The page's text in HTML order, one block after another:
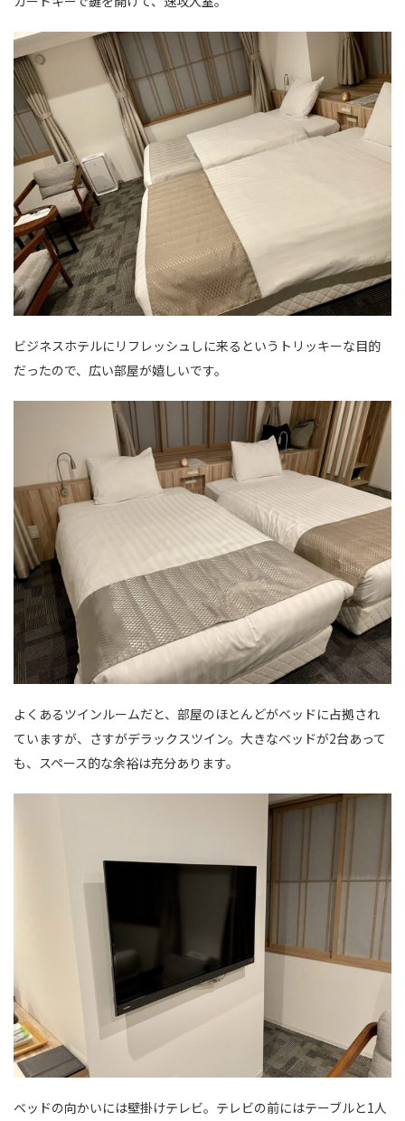
ビジネスホテルにリフレッシュしに来るというトリッキーな目的
だったので、広い部屋が嬉しいです。
よくあるツインルームだと、部屋のほとんどがベッドに占拠され
ていますが、さすがデラックスツイン。大きなベッドが2台あって
も、スペース的な余裕は充分あります。
ベッドの向かいには壁掛けテレビ。テレビの前にはテーブルと1人